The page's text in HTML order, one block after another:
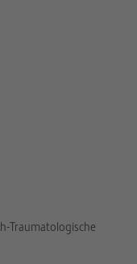
Traumatologische